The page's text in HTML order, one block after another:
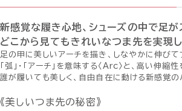
新感覚な履き心地、シューズの中で足
どこから見てもきれいなつま先を実現し
足の甲に美しいアーチを描き、しなやかに伸びて
「弧」・「アーチ」を意味する〈Arc〉と、高い伸
誰が履いても美しく、自由自在に動ける新感覚の
《美しいつま先の秘密》